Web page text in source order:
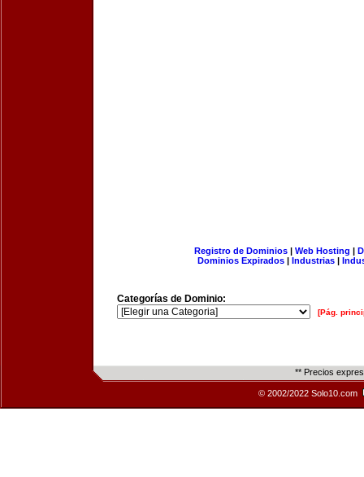
Registro de Dominios| Web Hosting |
Dominios Expirados | Industrias |
Categorías de Dominio:
[Pág.
** Precios
© 2002/2022 Solo10.com